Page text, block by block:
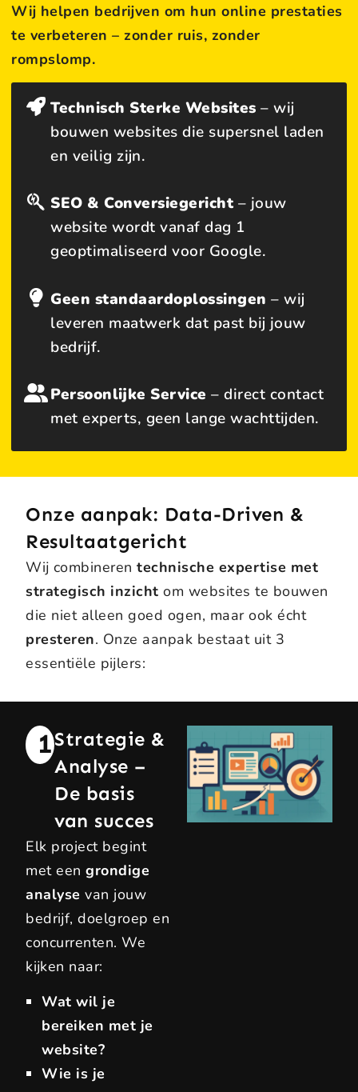
Wij helpen bedrijven om hun online prestaties
te verbeteren – zonder ruis, zonder
rompslomp.
Technisch Sterke Websites – wij
bouwen websites die supersnel laden
en veilig zijn.
SEO & Conversiegericht – jouw
website wordt vanaf dag 1
geoptimaliseerd voor Google.
Geen standaardoplossingen – wij
leveren maatwerk dat past bij jouw
bedrijf.
Persoonlijke Service – direct contact
met experts, geen lange wachttijden.
Onze aanpak: Data-Driven &
Resultaatgericht
Wij combinerentechnische expertise met
strategisch inzicht om websites te bouwen
die niet alleen goed ogen, maar ook écht
presteren. Onze aanpak bestaat uit 3
essentiële pijlers:
1Strategie &
Analyse –
De basis
van succes
Elk project begint
met eengrondige
analyse van jouw
bedrijf, doelgroep en
concurrenten. We
kijken naar:
Wat wil je
bereiken met je
website?
Wie is je